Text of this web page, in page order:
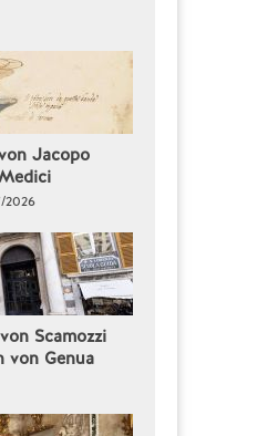
Jacopo
2026
Scamozzi
von Genua